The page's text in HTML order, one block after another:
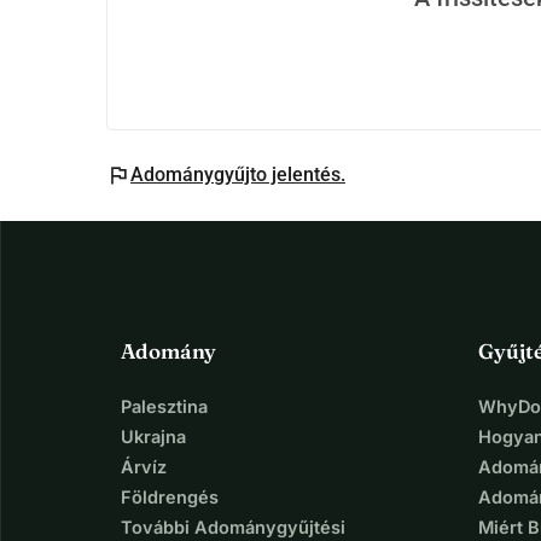
flagAdománygyűjto jelentés.
Adomány
Palesztina
Ukrajna
Árvíz
Földrengés
További Adománygyűjtési
Miért